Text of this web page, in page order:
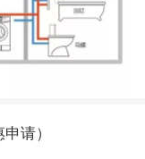
请）